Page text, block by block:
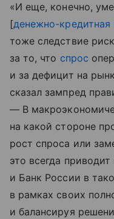
«И еще, конечно,
[денежно-кредитная
тоже следствие
за то, что спрос
и за дефицит на
сказал зампред
— В
на какой стороне
рост спроса или
это всегда
и Банк России в
в рамках своих
и балансируя